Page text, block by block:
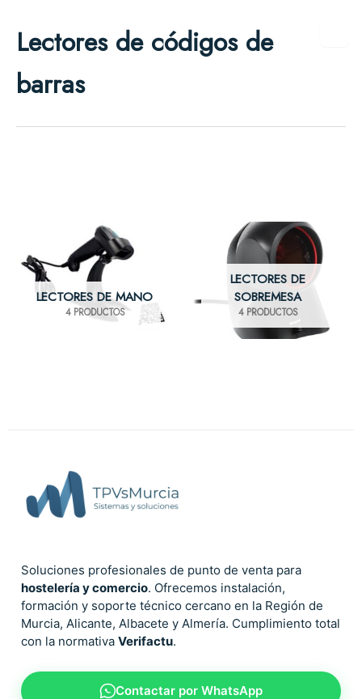
contenido
Lectores de códigos de
barras
LECTORES DE MANO
4 PRODUCTOS
LECTORES DE
SOBREMESA
4 PRODUCTOS
Soluciones profesionales de punto de venta para
hostelería y comercio. Ofrecemos instalación,
formación y soporte técnico cercano en la Región de
Murcia, Alicante, Albacete y Almería. Cumplimiento total
con la normativa Verifactu.
Contactar por WhatsApp